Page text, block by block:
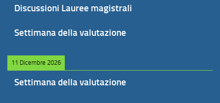
Discussioni Lauree magistrali
Settimana della valutazione
11 Dicembre 2026
Settimana della valutazione